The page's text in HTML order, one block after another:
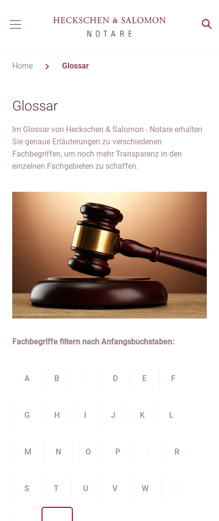
Home Glossar
Glossar
Im Glossar von Heckschen & Salomon - Notare erhalten
Sie genaue Erläuterungen zu verschiedenen
Fachbegriffen, um noch mehr Transparenz in den
einzelnen Fachgebieten zu schaffen.
Fachbegriffe filtern nach Anfangsbuchstaben:
A B D E F
G H J K L
M N O P R
S T U V W